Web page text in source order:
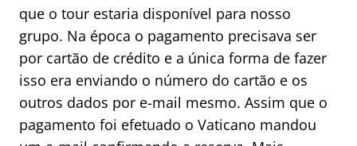
que o tour estaria disponível para nosso
grupo. Na época o pagamento precisava ser
por cartão de crédito e a única forma de fazer
isso era enviando o número do cartão e os
outros dados por e-mail mesmo. Assim que o
pagamento foi efetuado o Vaticano mandou